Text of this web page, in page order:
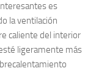
es
la ventilación
caliente del interior
ligeramente más